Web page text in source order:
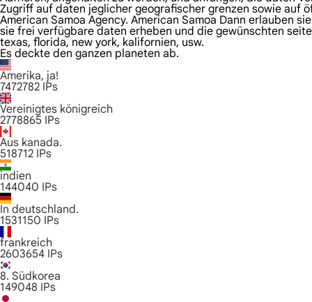
Zugriff auf daten jeglicher geografischer grenzen sowie auf
American Samoa Agency. American Samoa Dann erlauben
sie frei verfügbare daten erheben und die gewünschten
texas, florida, new york, kalifornien, usw.
Es deckte den ganzen planeten ab.
Amerika, ja!
7472782 IPs
Vereinigtes königreich
2778865 IPs
Aus kanada.
518712 IPs
indien
144040 IPs
In deutschland.
1531150 IPs
frankreich
2603654 IPs
8. Südkorea
149048 IPs